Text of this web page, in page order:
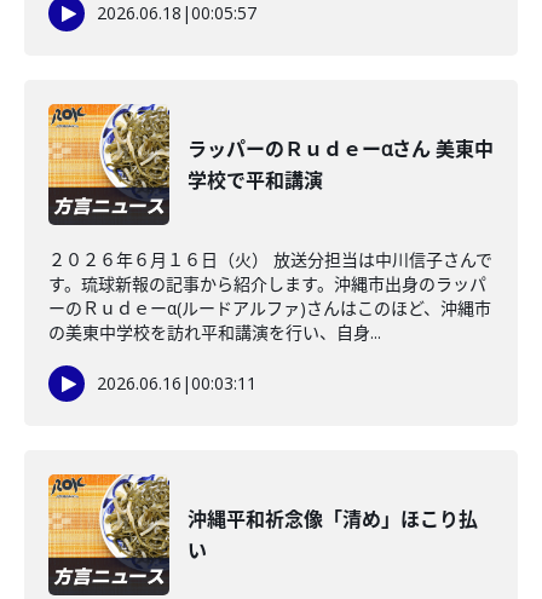
2026.06.18 |00:05:57
ラッパーのＲｕｄｅーαさん 美東中
学校で平和講演
２０２６年６月１６日（火） 放送分担当は中川信子さんで
す。琉球新報の記事から紹介します。沖縄市出身のラッパ
ーのＲｕｄｅーα(ルードアルファ)さんはこのほど、沖縄市
の美東中学校を訪れ平和講演を行い、自身...
2026.06.16 |00:03:11
沖縄平和祈念像「清め」ほこり払
い